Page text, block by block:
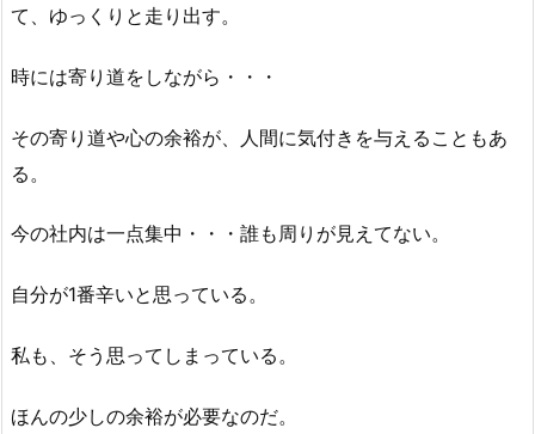
て、ゆっくりと走り出す。
時には寄り道をしながら・・・
その寄り道や心の余裕が、人間に気付きを与えることもあ
る。
今の社内は一点集中・・・誰も周りが見えてない。
自分が1番辛いと思っている。
私も、そう思ってしまっている。
ほんの少しの余裕が必要なのだ。